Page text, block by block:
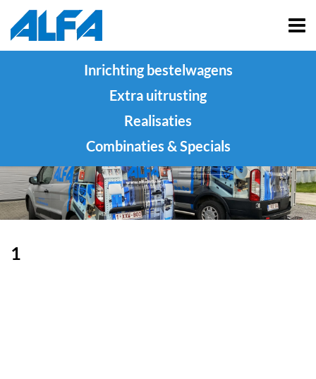
Inrichting bestelwagens
Extra uitrusting
Realisaties
Combinaties & Specials
1